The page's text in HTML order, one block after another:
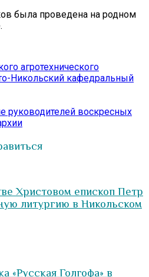
была проведена на родном
агротехнического
Никольский кафедральный
руководителей воскресных
Христовом епископ Петр
литургию в Никольском
«Русская Голгофа» в